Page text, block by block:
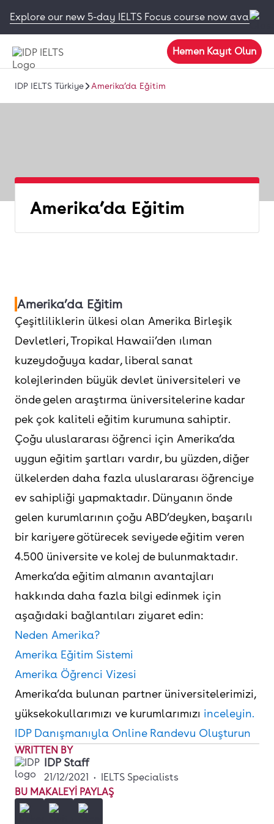
Explore our new 5-day IELTS Focus course now
Hemen Kayıt Olun
IDP IELTS Türkiye Amerika’da Eğitim
Amerika’da Eğitim
Amerika’da Eğitim
Çeşitliliklerin ülkesi olan Amerika Birleşik
Devletleri, Tropikal Hawaii’den ılıman
kuzeydoğuya kadar, liberal sanat
kolejlerinden büyük devlet üniversiteleri ve
önde gelen araştırma üniversitelerine kadar
pek çok kaliteli eğitim kurumuna sahiptir.
Çoğu uluslararası öğrenci için Amerika’da
uygun eğitim şartları vardır, bu yüzden, diğer
ülkelerden daha fazla uluslararası öğrenciye
ev sahipliği yapmaktadır. Dünyanın önde
gelen kurumlarının çoğu ABD’deyken, başarılı
bir kariyere götürecek seviyede eğitim veren
4.500 üniversite ve kolej de bulunmaktadır.
Amerka’da eğitim almanın avantajları
hakkında daha fazla bilgi edinmek için
aşağıdaki bağlantıları ziyaret edin:
Neden Amerika?
Amerika Eğitim Sistemi
Amerika Öğrenci Vizesi
Amerika’da bulunan partner üniversitelerimizi,
yüksekokullarımızı ve kurumlarımızı inceleyin.
IDP Danışmanıyla Online Randevu Oluşturun
WRITTEN BY
IDP Staff
21/12/2021 • IELTS Specialists
BU MAKALEYI PAYLAŞ